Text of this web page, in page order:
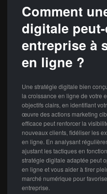
Comment
digitale
entreprise à
en ligne ?
Une stratégie digitale bien
la croissance en ligne de votre
objectifs clairs, en identifiant
œuvre des actions marketing
efficace peut renforcer la
nouveaux clients, fidéliser les
en ligne. En analysant
ajustant les tactiques en
stratégie digitale adaptée peut
en ligne et vous aider à tirer
marché numérique pour
entreprise.